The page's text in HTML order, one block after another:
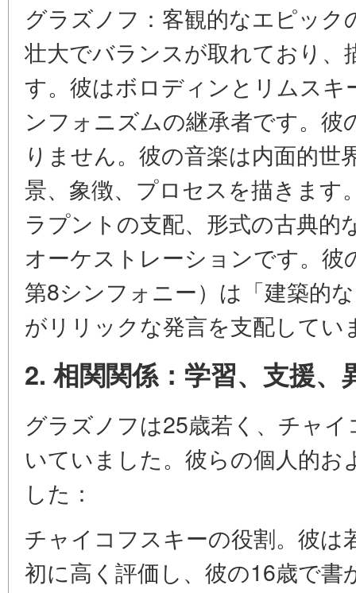
グラズノフ：客観的なエピッ
壮大でバランスが取れており、
す。彼はボロディンとリムス
ンフォニズムの継承者です。
りません。彼の音楽は内面的世
景、象徴、プロセスを描きます
ラプントの支配、形式の古典的
オーケストレーションです。
第8シンフォニー）は「建築的
がリリックな発言を支配してい
2. 相関関係：学習、支援、
グラズノフは25歳若く、チャ
いていました。彼らの個人的お
した：
チャイコフスキーの役割。彼
初に高く評価し、彼の16歳で